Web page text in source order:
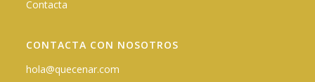
Contacta
CONTACTA CON NOSOTROS
hola@quecenar.com